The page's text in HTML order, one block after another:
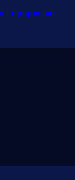
i njegov sin